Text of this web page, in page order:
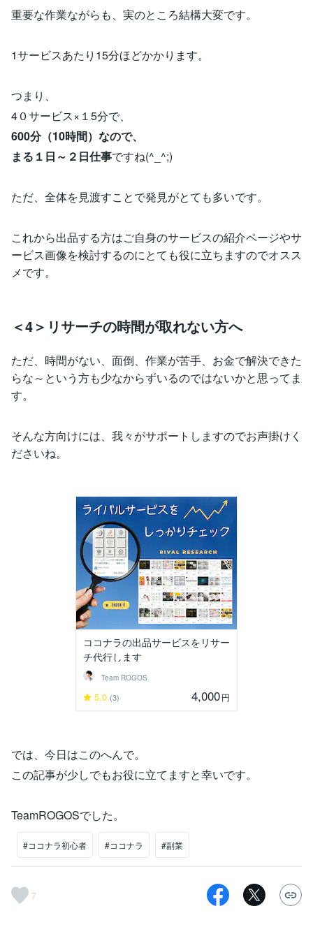
重要な作業ながらも、実のところ結構大変です。
1サービスあたり15分ほどかかります。
つまり、
4０サービス×１5分で、
600分（10時間）なので、
まる１日～２日仕事ですね(^_^;)
ただ、全体を見渡すことで発見がとても多いです。
これから出品する方はご自身のサービスの紹介ページやサ
ービス画像を検討するのにとても役に立ちますのでオスス
メです。
＜4＞リサーチの時間が取れない方へ
ただ、時間がない、面倒、作業が苦手、お金で解決できた
らな～という方も少なからずいるのではないかと思ってま
す。
そんな方向けには、我々がサポートしますのでお声掛けく
ださいね。
ココナラの出品サービスをリサー
チ代行します
Team ROGOS
5.0 (3) 4,000円
では、今日はこのへんで。
この記事が少しでもお役に立てますと幸いです。
TeamROGOSでした。
#ココナラ初心者 #ココナラ #副業
7